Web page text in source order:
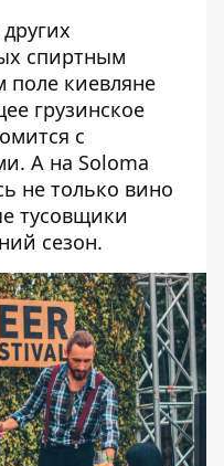
спиртным
поле киевляне
грузинское
с
А на Soloma
не только вино
тусовщики
сезон.